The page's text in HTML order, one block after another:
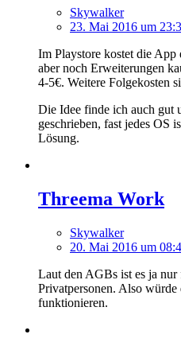
Skywalker
23. Mai 2016 um
Im Playstore kostet die App
aber noch Erweiterungen
4-5€. Weitere Folgekosten
Die Idee finde ich auch gut
geschrieben, fast jedes OS
Lösung.
Threema Work
Skywalker
20. Mai 2016 um
Laut den AGBs ist es ja
Privatpersonen. Also würde
funktionieren.